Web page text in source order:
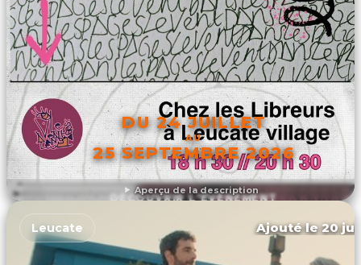
Aperçu de la description
DU 24 JUILLET
AU
25 SEPTEMBRE 2026
DÉCOUVRIR L'ÉVÉNEMENT
Leucate Ajouté le 20